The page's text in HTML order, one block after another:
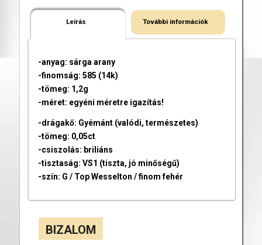
Leírás További információk
-anyag: sárga arany
-finomság: 585 (14k)
-tömeg: 1,2g
-méret: egyéni méretre igazítás!
-drágakő: Gyémánt (valódi, természetes)
-tömeg: 0,05ct
-csiszolás: briliáns
-tisztaság: VS1 (tiszta, jó minőségű)
-szín: G / Top Wesselton / finom fehér
BIZALOM